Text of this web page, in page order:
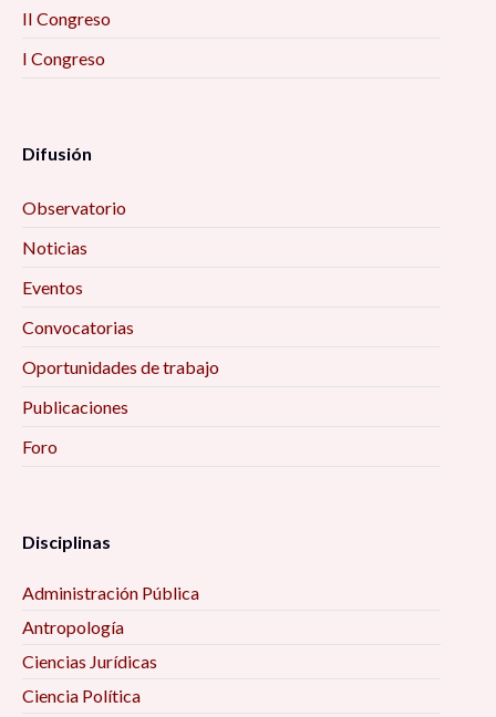
II Congreso
I Congreso
Difusión
Observatorio
Noticias
Eventos
Convocatorias
Oportunidades de trabajo
Publicaciones
Foro
Disciplinas
Administración Pública
Antropología
Ciencias Jurídicas
Ciencia Política